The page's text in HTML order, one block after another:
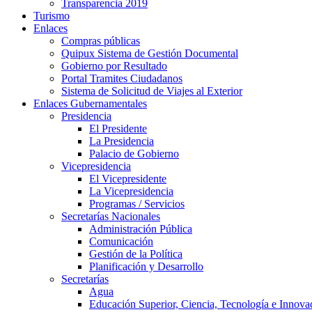
Transparencia 2019
Turismo
Enlaces
Compras públicas
Quipux Sistema de Gestión Documental
Gobierno por Resultado
Portal Tramites Ciudadanos
Sistema de Solicitud de Viajes al Exterior
Enlaces Gubernamentales
Presidencia
El Presidente
La Presidencia
Palacio de Gobierno
Vicepresidencia
El Vicepresidente
La Vicepresidencia
Programas / Servicios
Secretarías Nacionales
Administración Pública
Comunicación
Gestión de la Política
Planificación y Desarrollo
Secretarías
Agua
Educación Superior, Ciencia, Tecnología e